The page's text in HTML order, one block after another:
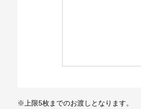
※上限5枚までのお渡しとなります。